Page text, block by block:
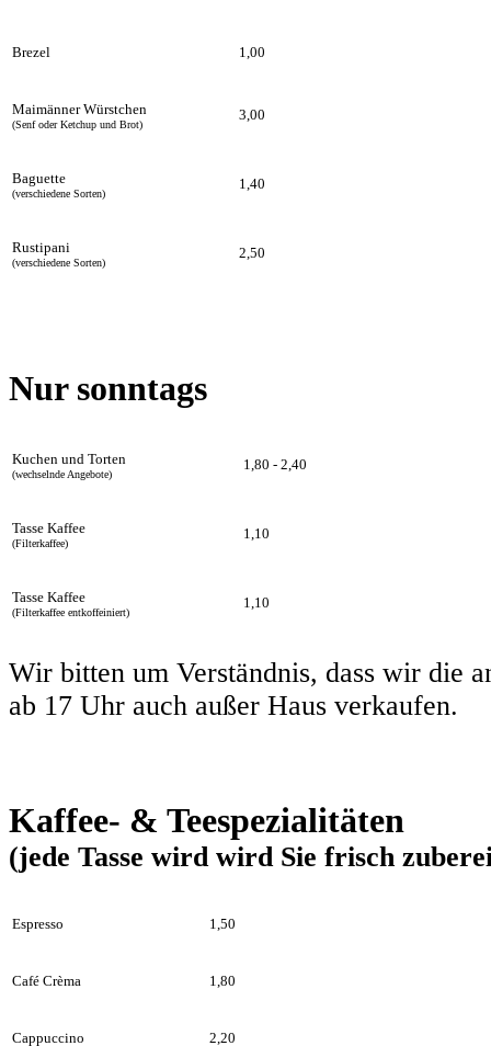
Brezel 1,00
Maimänner Würstchen
(Senf oder Ketchup und Brot)
3,00
Baguette
(verschiedene Sorten)
1,40
Rustipani
(verschiedene Sorten)
2,50
Nur sonntags
Kuchen und Torten
(wechselnde Angebote)
1,80 - 2,40
Tasse Kaffee
(Filterkaffee)
1,10
Tasse Kaffee
(Filterkaffee entkoffeiniert)
1,10
Wir bitten um Verständnis, dass wir die
ab 17 Uhr auch außer Haus verkaufen.
Kaffee- & Teespezialitäten
(jede Tasse wird wird Sie frisch
Espresso 1,50
Café Crèma 1,80
Cappuccino 2,20